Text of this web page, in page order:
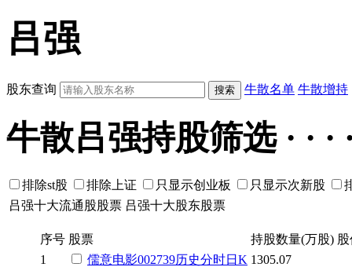
吕强
股东查询 牛散名单 牛散增持
牛散吕强持股筛选 · · ·
排除st股 排除上证 只显示创业板 只显示次新股
吕强十大流通股股票 吕强十大股东股票
序号 股票 持股数量(万股)
1
儒意电影002739历史分时日K 1305.07